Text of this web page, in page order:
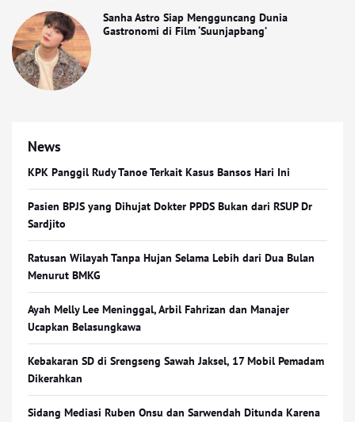
Sanha Astro Siap Mengguncang Dunia
Gastronomi di Film ‘Suunjapbang’
News
KPK Panggil Rudy Tanoe Terkait Kasus Bansos Hari Ini
Pasien BPJS yang Dihujat Dokter PPDS Bukan dari RSUP Dr
Sardjito
Ratusan Wilayah Tanpa Hujan Selama Lebih dari Dua Bulan
Menurut BMKG
Ayah Melly Lee Meninggal, Arbil Fahrizan dan Manajer
Ucapkan Belasungkawa
Kebakaran SD di Srengseng Sawah Jaksel, 17 Mobil Pemadam
Dikerahkan
Sidang Mediasi Ruben Onsu dan Sarwendah Ditunda Karena